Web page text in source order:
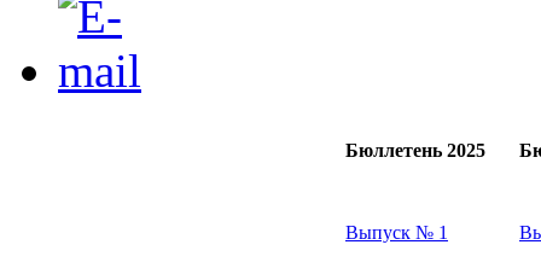
Бюллетень 2025
Выпуск № 1